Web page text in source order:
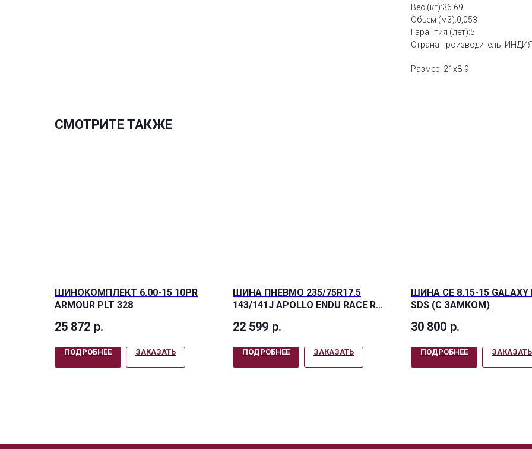
Вес (кг):36.69
Объем (м3):0,053
Гарантия (лет):5
Страна производитель: ИНДИЯ
Размер: 21x8-9
СМОТРИТЕ ТАКЖЕ
ШИНОКОМПЛЕКТ 6.00-15 10PR
ARMOUR PLT 328
25 872 р.
ПОДРОБНЕЕ ЗАКАЗАТЬ
ШИНА ПНЕВМО 235/75R17.5
143/141J APOLLO ENDU RACE RT
22 599 р.
ПОДРОБНЕЕ ЗАКАЗАТЬ
ШИНА СЕ 8.15-15 GALAXY
SDS (С ЗАМКОМ)
30 800 р.
ПОДРОБНЕЕ ЗАКАЗАТЬ